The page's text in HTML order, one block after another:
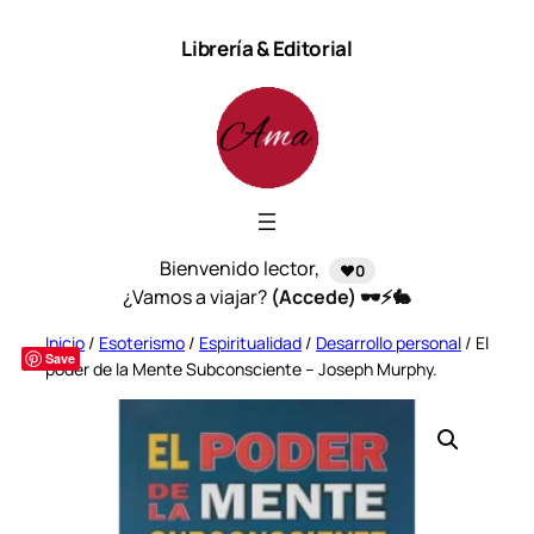
Librería & Editorial
Bienvenido lector, ❤️0
¿Vamos a viajar? (Accede) 🕶️⚡🐇
Save
Inicio / Esoterismo / Espiritualidad / Desarrollo personal / El
poder de la Mente Subconsciente – Joseph Murphy.